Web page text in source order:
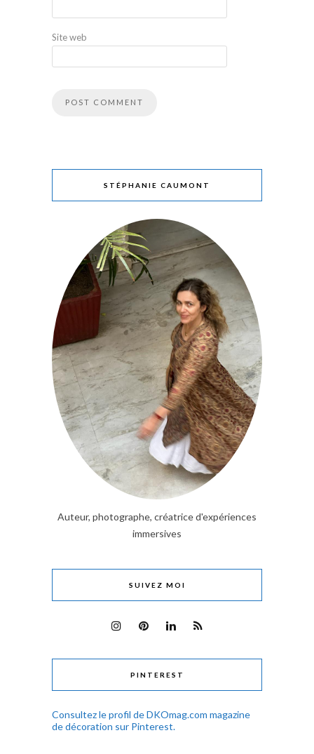
Site web
STÉPHANIE CAUMONT
Auteur, photographe, créatrice d'expériences
immersives
SUIVEZ MOI
PINTEREST
Consultez le profil de DKOmag.com magazine
de décoration sur Pinterest.